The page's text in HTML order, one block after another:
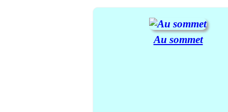
Au sommet